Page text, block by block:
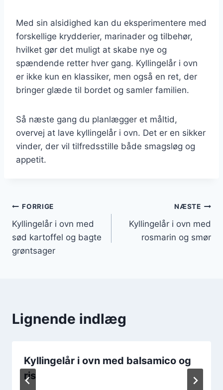
Med sin alsidighed kan du eksperimentere med
forskellige krydderier, marinader og tilbehør,
hvilket gør det muligt at skabe nye og
spændende retter hver gang. Kyllingelår i ovn
er ikke kun en klassiker, men også en ret, der
bringer glæde til bordet og samler familien.
Så næste gang du planlægger et måltid,
overvej at lave kyllingelår i ovn. Det er en sikker
vinder, der vil tilfredsstille både smagsløg og
appetit.
Indlægsnavigation
FORRIGE
Kyllingelår i ovn med
sød kartoffel og bagte
grøntsager
NÆSTE
Kyllingelår i ovn med
rosmarin og smør
Lignende indlæg
Kyllingelår i ovn med balsamico og
ris